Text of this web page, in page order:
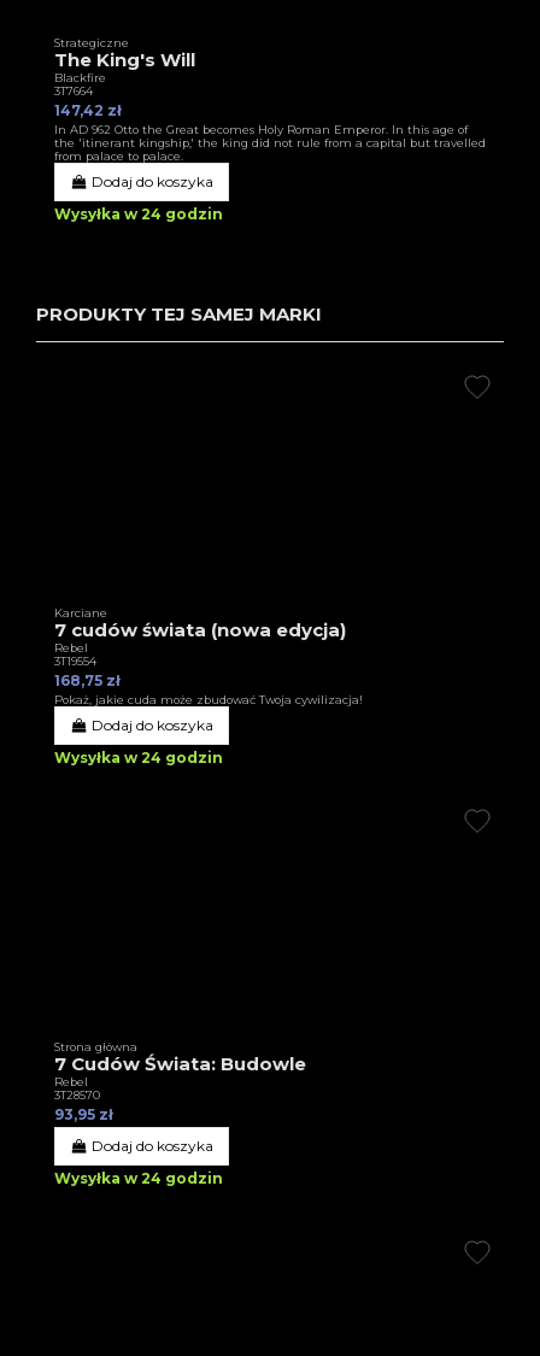
Strategiczne
The King's Will
Blackfire
3T7664
147,42 zł
In AD 962 Otto the Great becomes Holy Roman Emperor. In this age of
the 'itinerant kingship,' the king did not rule from a capital but travelled
from palace to palace.
Dodaj do koszyka
Wysyłka w 24 godzin
PRODUKTY TEJ SAMEJ MARKI
Karciane
7 cudów świata (nowa edycja)
Rebel
3T19554
168,75 zł
Pokaż, jakie cuda może zbudować Twoja cywilizacja!
Dodaj do koszyka
Wysyłka w 24 godzin
Strona główna
7 Cudów Świata: Budowle
Rebel
3T28570
93,95 zł
Dodaj do koszyka
Wysyłka w 24 godzin